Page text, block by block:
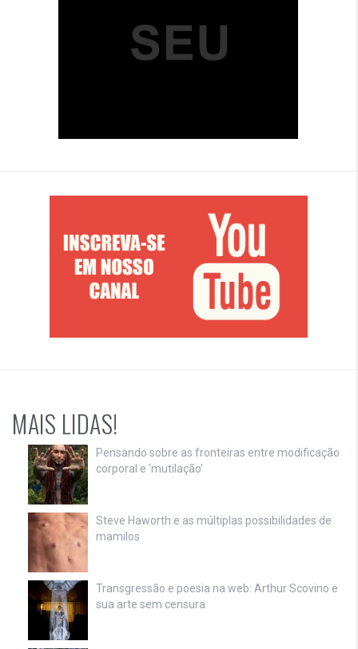
MAIS LIDAS!
Pensando sobre as fronteiras entre modificação
corporal e ‘mutilação’
Steve Haworth e as múltiplas possibilidades de
mamilos
Transgressão e poesia na web: Arthur Scovino e
sua arte sem censura